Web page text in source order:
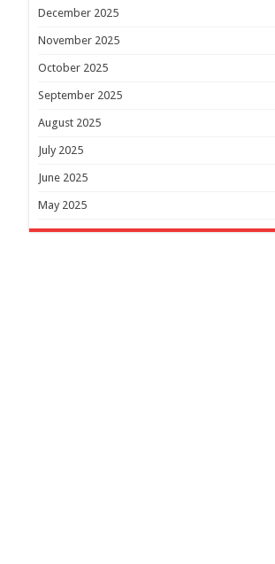
December 2025
November 2025
October 2025
September 2025
August 2025
July 2025
June 2025
May 2025